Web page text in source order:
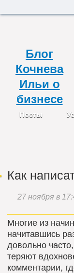
Как
27 ноября в
Многие из
начитавшись
довольно
теряют
комментарии,
Блог
Кочнева
Ильи о
бизнесе
Посты